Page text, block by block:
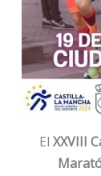
El XXVIII